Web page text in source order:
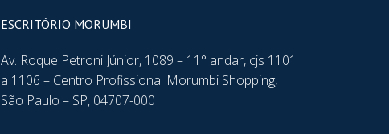
ESCRITÓRIO MORUMBI
Av. Roque Petroni Júnior, 1089 – 11° andar, cjs 1101
a 1106 – Centro Profissional Morumbi Shopping,
São Paulo – SP, 04707-000